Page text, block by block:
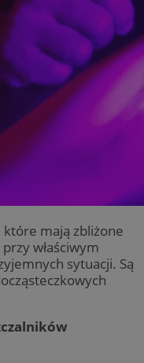
które mają zbliżone
właściwym
sytuacji. Są